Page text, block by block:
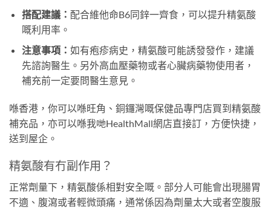
搭配建議： 配合維他命B6同鋅一齊食，可以提升精氨酸
嘅利用率。
注意事項： 如有疱疹病史，精氨酸可能誘發發作，建議
先諮詢醫生。另外高血壓藥物或者心臟病藥物使用者，
補充前一定要問醫生意見。
喺香港，你可以喺旺角、銅鑼灣嘅保健品專門店買到精氨酸
補充品，亦可以喺我哋HealthMall網店直接訂，方便快捷，
送到屋企。
精氨酸有冇副作用？
正常劑量下，精氨酸係相對安全嘅。部分人可能會出現腸胃
不適、腹瀉或者輕微頭痛，通常係因為劑量太大或者空腹服